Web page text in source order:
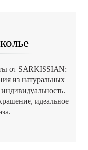
от SARKISSIAN:
из натуральных
идеальное